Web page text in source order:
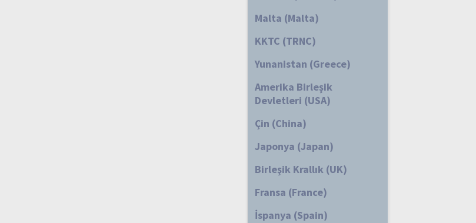
Malta (Malta)
KKTC (TRNC)
Yunanistan (Greece)
Amerika Birleşik
Devletleri (USA)
Çin (China)
Japonya (Japan)
Birleşik Krallık (UK)
Fransa (France)
İspanya (Spain)